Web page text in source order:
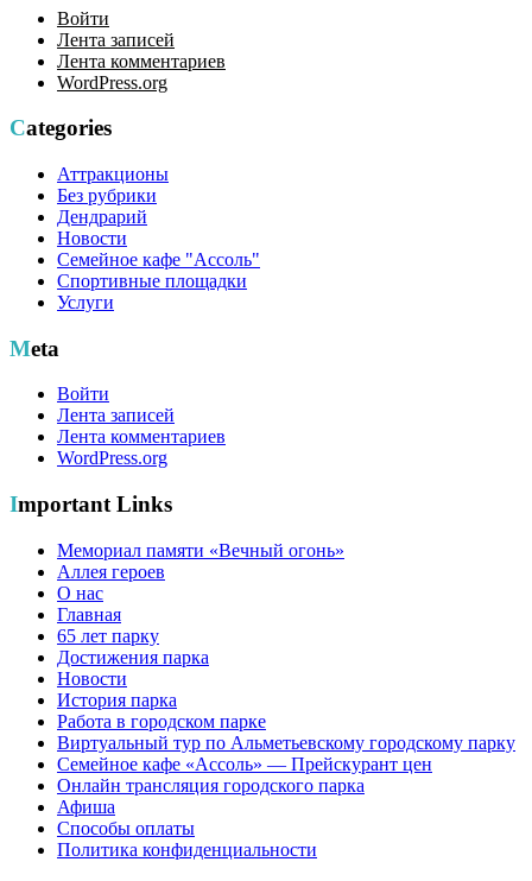
Войти
Лента записей
Лента комментариев
WordPress.org
Categories
Аттракционы
Без рубрики
Дендрарий
Новости
Семейное кафе "Ассоль"
Спортивные площадки
Услуги
Meta
Войти
Лента записей
Лента комментариев
WordPress.org
Important Links
Мемориал памяти «Вечный огонь»
Аллея героев
О нас
Главная
65 лет парку
Достижения парка
Новости
История парка
Работа в городском парке
Виртуальный тур по Альметьевскому городскому парку
Семейное кафе «Ассоль» — Прейскурант цен
Онлайн трансляция городского парка
Афиша
Способы оплаты
Политика конфиденциальности